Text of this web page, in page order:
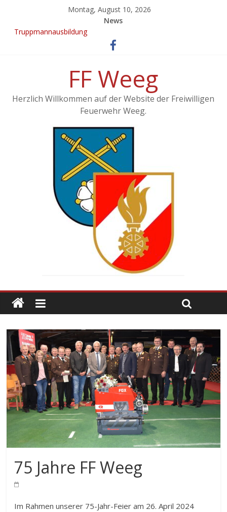
Montag, August 10, 2026
News
Truppmannausbildung
Ergebnisse vom 21. KuppelCup
EINSATZ: Brand landwirtschaftliches Objekt – Haag/Hausruck
Übung – Alarmstufe 3FF Weeg
Herzlich Willkommen auf der Website der Freiwilligen
Feuerwehr Weeg.
75 Jahre FF Weeg
Im Rahmen unserer 75-Jahr-Feier am 26. April 2024